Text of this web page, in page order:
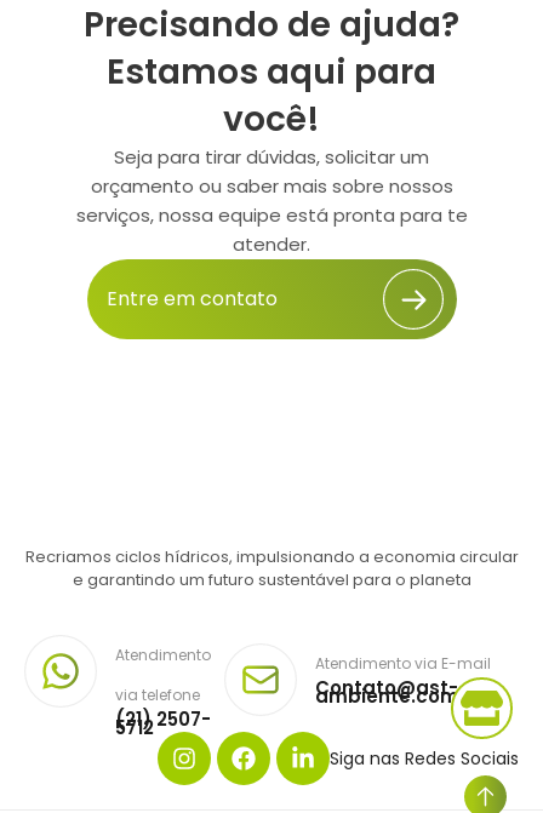
Precisando de ajuda?
Estamos aqui para
você!
Seja para tirar dúvidas, solicitar um
orçamento ou saber mais sobre nossos
serviços, nossa equipe está pronta para te
atender.
Entre em contato
Recriamos ciclos hídricos, impulsionando a economia circular
e garantindo um futuro sustentável para o planeta
Atendimento
via telefone
(21) 2507-
5712
Atendimento via E-mail
Contato@ast-
ambiente.com.br
Siga nas Redes Sociais